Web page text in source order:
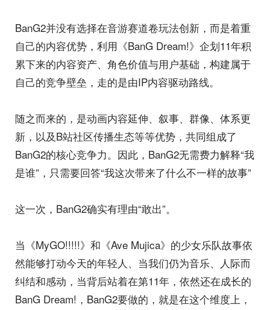
BanG2并没有选择在音游赛道卷玩法创新，而是着重
自己的内容优势，利用《BanG Dream!》企划11年积
累下来的内容资产、角色价值与用户基础，构建属于
自己的竞争壁垒，走的是由IP内容驱动路线。
随之而来的，是动画内容延伸、叙事、群像、体系更
新，以及B站社区传播生态等等优势，共同组成了
BanG2的核心竞争力。因此，BanG2无需费力解释“我
是谁”，只需要回答“我这次带来了什么不一样的故事”
这一次，BanG2确实有理由“敢出”。
当《MyGO!!!!!》和《Ave Mujica》的少女乐队故事依
然能够打动今天的年轻人、当我们仍为音乐、人际而
纠结和感动，当背后站着在第11年，依然还在成长的
BanG Dream!，BanG2要做的，就是在这个维度上，